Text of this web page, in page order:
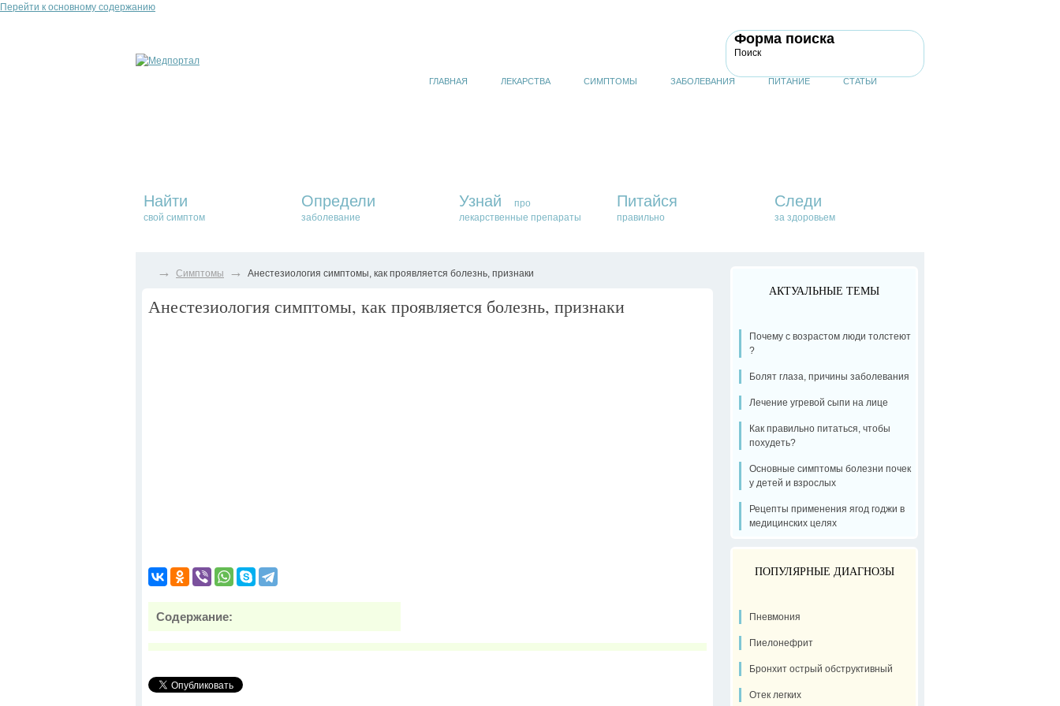
Перейти к основному содержанию
Форма поиска
Поиск
ГЛАВНАЯ ЛЕКАРСТВА СИМПТОМЫ ЗАБОЛЕВАНИЯ ПИТАНИЕ СТАТЬИ
Найти
свой симптом
Определи
заболевание
Узнай
про
лекарственные препараты
Питайся
правильно
Следи
за здоровьем
→ Симптомы → Анестезиология симптомы, как проявляется болезнь, признаки
Анестезиология симптомы, как проявляется болезнь, признаки
Содержание:
АКТУАЛЬНЫЕ ТЕМЫ
Почему с возрастом люди толстеют
?
Болят глаза, причины заболевания
Лечение угревой сыпи на лице
Как правильно питаться, чтобы
похудеть?
Основные симптомы болезни почек
у детей и взрослых
Рецепты применения ягод годжи в
медицинских целях
ПОПУЛЯРНЫЕ ДИАГНОЗЫ
Пневмония
Пиелонефрит
Бронхит острый обструктивный
Отек легких